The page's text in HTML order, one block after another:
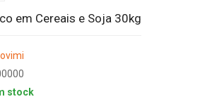
em Cereais e Soja 30kg
stock